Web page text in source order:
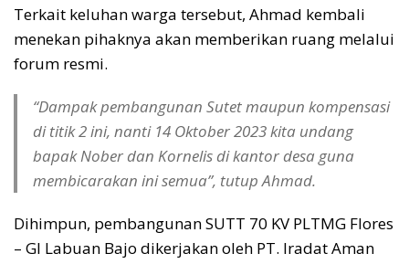
Terkait keluhan warga tersebut, Ahmad kembali
menekan pihaknya akan memberikan ruang melalui
forum resmi.
“Dampak pembangunan Sutet maupun kompensasi
di titik 2 ini, nanti 14 Oktober 2023 kita undang
bapak Nober dan Kornelis di kantor desa guna
membicarakan ini semua”, tutup Ahmad.
Dihimpun, pembangunan SUTT 70 KV PLTMG Flores
– GI Labuan Bajo dikerjakan oleh PT. Iradat Aman